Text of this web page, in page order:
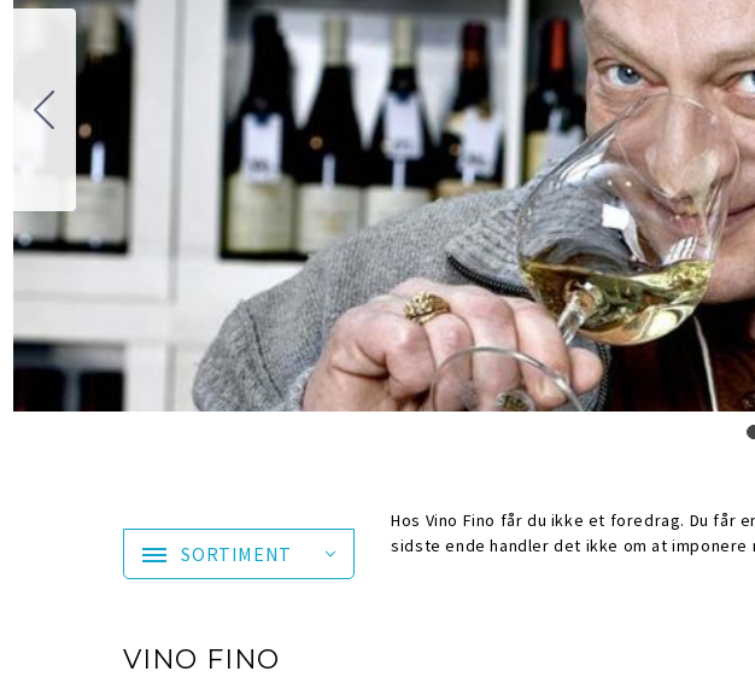
Hos Vino Fino får du ikke et foredrag. Du
sidste ende handler det ikke om at imponere
SORTIMENT
VINO FINO